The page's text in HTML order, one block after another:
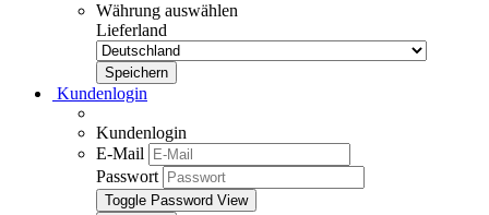
Währung auswählen
Lieferland
Kundenlogin
Kundenlogin
E-Mail
Passwort
Toggle Password View